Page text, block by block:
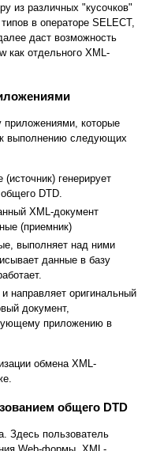
из различных "кусочков"
в операторе SELECT,
даст возможность
как отдельного XML-
которые
выполнению следующих
генерирует
DTD.
XML-документ
(приемник)
выполняет над ними
данные в базу
направляет оригинальный
документ,
приложению в
обмена XML-
общего DTD
Здесь пользователь